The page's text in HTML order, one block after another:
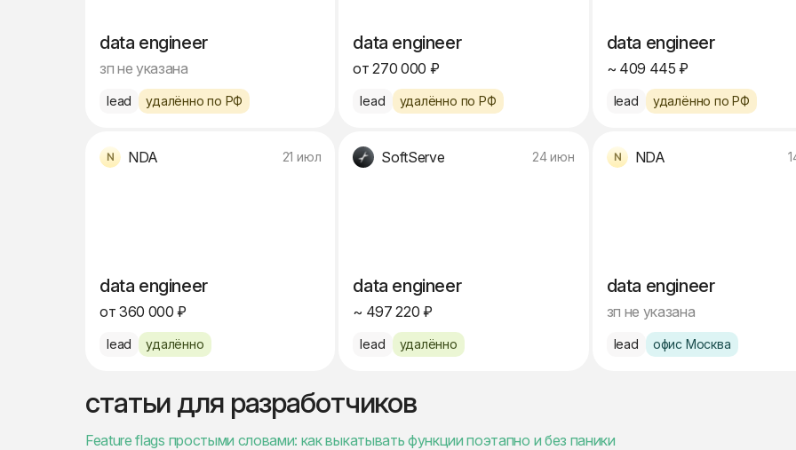
data engineer
зп не указана
lead удалённо по РФ
data engineer
от 270 000 ₽
lead удалённо по РФ
data engineer
~ 409 445 ₽
lead удалённо по РФ
NDA 21 июл
data engineer
от 360 000 ₽
lead удалённо
SoftServe 24 июн
data engineer
~ 497 220 ₽
lead удалённо
NDA
data engineer
зп не указана
lead офис Москва
статьи для разработчиков
Feature flags простыми словами: как выкатывать функции поэтапно и без паники